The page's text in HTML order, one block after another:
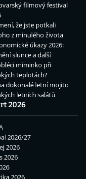
filmový festival
že jste potkali
z minulého života
úkazy 2026:
slunce a další
miminko při
teplotách?
dokonalé letní mojito
letních salátů
2026
2026/27
2026
2026
2026